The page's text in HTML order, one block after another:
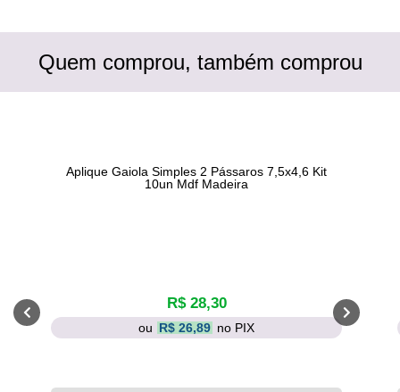
Quem comprou, também comprou
Aplique Gaiola Simples 2 Pássaros 7,5x4,6 Kit
10un Mdf Madeira
R$ 28,30
ou R$ 26,89 no PIX